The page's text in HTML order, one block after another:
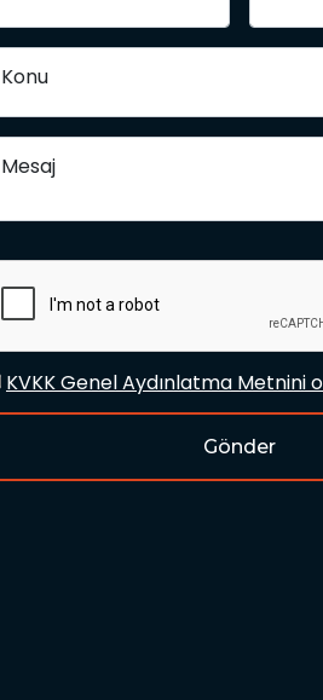
Konu
Mesaj
KVKK Genel Aydınlatma Metnini
Gönder